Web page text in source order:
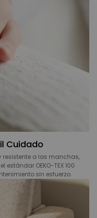
Cuidado
resistente a las manchas,
OEKO-TEX 100
sin esfuerzo.